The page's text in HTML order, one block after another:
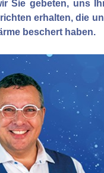
Sie gebeten, uns
erhalten, die
beschert haben.